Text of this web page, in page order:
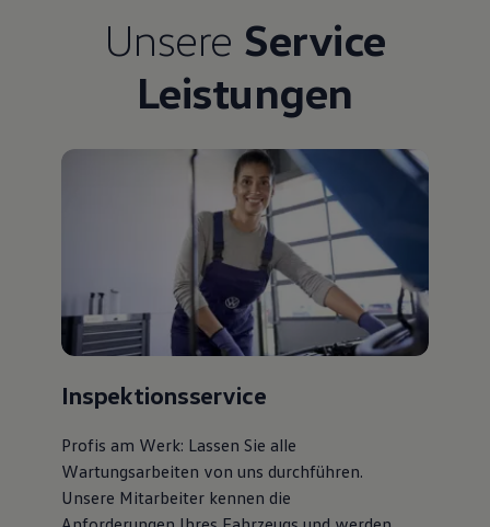
75 Jahre Bulli Jubiläum
Bulli Magazin
Fahrzeugabholung ab Werk
Unsere Service
Leistungen
Inspektionsservice
Profis am Werk: Lassen Sie alle
Wartungsarbeiten von uns durchführen.
Unsere Mitarbeiter kennen die